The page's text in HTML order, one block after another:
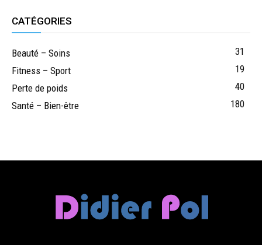
CATÉGORIES
Beauté – Soins
31
Fitness – Sport
19
Perte de poids
40
Santé – Bien-être
180